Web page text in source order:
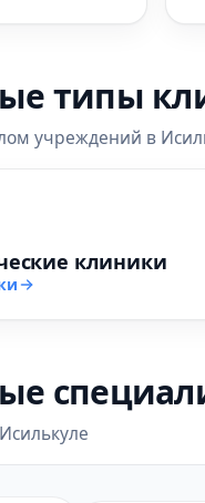
типы
учреждений в
клиники